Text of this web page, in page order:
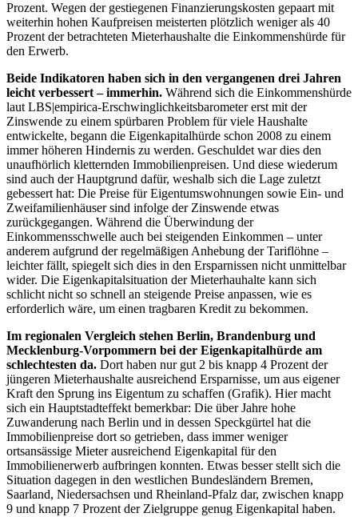
Prozent. Wegen der gestiegenen Finanzierungskosten gepaart mit
weiterhin hohen Kaufpreisen meisterten plötzlich weniger als 40
Prozent der betrachteten Mieterhaushalte die Einkommenshürde für
den Erwerb.
Beide Indikatoren haben sich in den vergangenen drei Jahren
leicht verbessert – immerhin. Während sich die Einkommenshürde
laut LBS|empirica-Erschwinglichkeitsbarometer erst mit der
Zinswende zu einem spürbaren Problem für viele Haushalte
entwickelte, begann die Eigenkapitalhürde schon 2008 zu einem
immer höheren Hindernis zu werden. Geschuldet war dies den
unaufhörlich kletternden Immobilienpreisen. Und diese wiederum
sind auch der Hauptgrund dafür, weshalb sich die Lage zuletzt
gebessert hat: Die Preise für Eigentumswohnungen sowie Ein- und
Zweifamilienhäuser sind infolge der Zinswende etwas
zurückgegangen. Während die Überwindung der
Einkommensschwelle auch bei steigenden Einkommen – unter
anderem aufgrund der regelmäßigen Anhebung der Tariflöhne –
leichter fällt, spiegelt sich dies in den Ersparnissen nicht unmittelbar
wider. Die Eigenkapitalsituation der Mieterhauhalte kann sich
schlicht nicht so schnell an steigende Preise anpassen, wie es
erforderlich wäre, um einen tragbaren Kredit zu bekommen.
Im regionalen Vergleich stehen Berlin, Brandenburg und
Mecklenburg-Vorpommern bei der Eigenkapitalhürde am
schlechtesten da. Dort haben nur gut 2 bis knapp 4 Prozent der
jüngeren Mieterhaushalte ausreichend Ersparnisse, um aus eigener
Kraft den Sprung ins Eigentum zu schaffen (Grafik). Hier macht
sich ein Hauptstadteffekt bemerkbar: Die über Jahre hohe
Zuwanderung nach Berlin und in dessen Speckgürtel hat die
Immobilienpreise dort so getrieben, dass immer weniger
ortsansässige Mieter ausreichend Eigenkapital für den
Immobilienerwerb aufbringen konnten. Etwas besser stellt sich die
Situation dagegen in den westlichen Bundesländern Bremen,
Saarland, Niedersachsen und Rheinland-Pfalz dar, zwischen knapp
9 und knapp 7 Prozent der Zielgruppe genug Eigenkapital haben.